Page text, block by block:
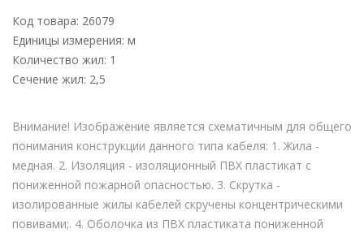
Код товара: 26079
Единицы измерения: м
Количество жил: 1
Сечение жил: 2,5
Внимание! Изображение является схематичным для общего
понимания конструкции данного типа кабеля: 1. Жила -
медная. 2. Изоляция - изоляционный ПВХ пластикат с
пониженной пожарной опасностью. 3. Скрутка -
изолированные жилы кабелей скручены концентрическими
повивами;. 4. Оболочка из ПВХ пластиката пониженной